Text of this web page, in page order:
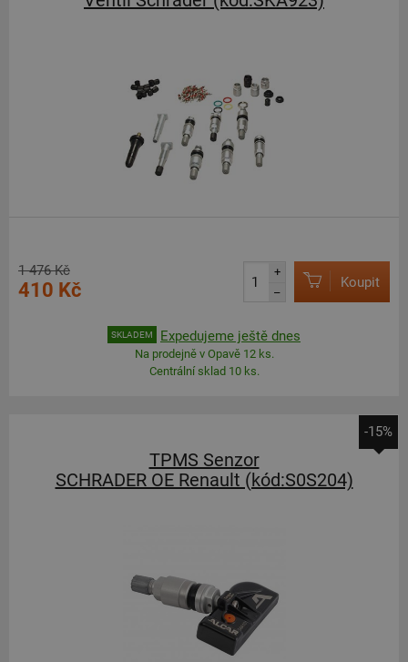
1 476 Kč
410 Kč
+
–
Koupit
SKLADEM Expedujeme ještě dnes
Na prodejně v Opavě 12 ks.
Centrální sklad 10 ks.
-15%
TPMS Senzor
SCHRADER OE Renault (kód:S0S204)